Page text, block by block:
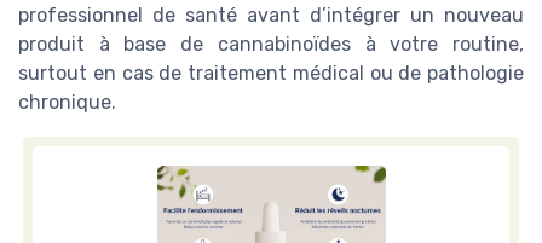
professionnel de santé avant d’intégrer un nouveau
produit à base de cannabinoïdes à votre routine,
surtout en cas de traitement médical ou de pathologie
chronique.